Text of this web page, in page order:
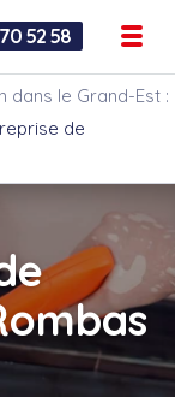
52 58
dans le Grand-Est :
de